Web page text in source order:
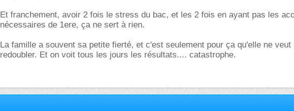
Et franchement, avoir 2 fois le stress du bac, et les 2 fois en ayant pas les
nécessaires de 1ere, ça ne sert à rien.
La famille a souvent sa petite fierté, et c'est seulement pour ça qu'elle ne veut
redoubler. Et on voit tous les jours les résultats.... catastrophe.